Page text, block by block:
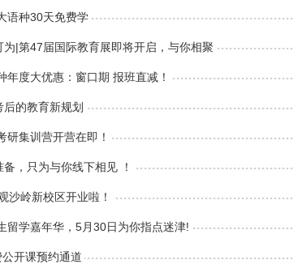
语种30天免费学
|第47届国际教育展即将开启，与你相聚
年度大优惠：窗口期 报班直减！
的教育新规划
研集训营开营在即！
，只为与你线下相见 ！
沙岭新校区开业啦！
留学嘉年华，5月30日为你指点迷津!
开课预约通道